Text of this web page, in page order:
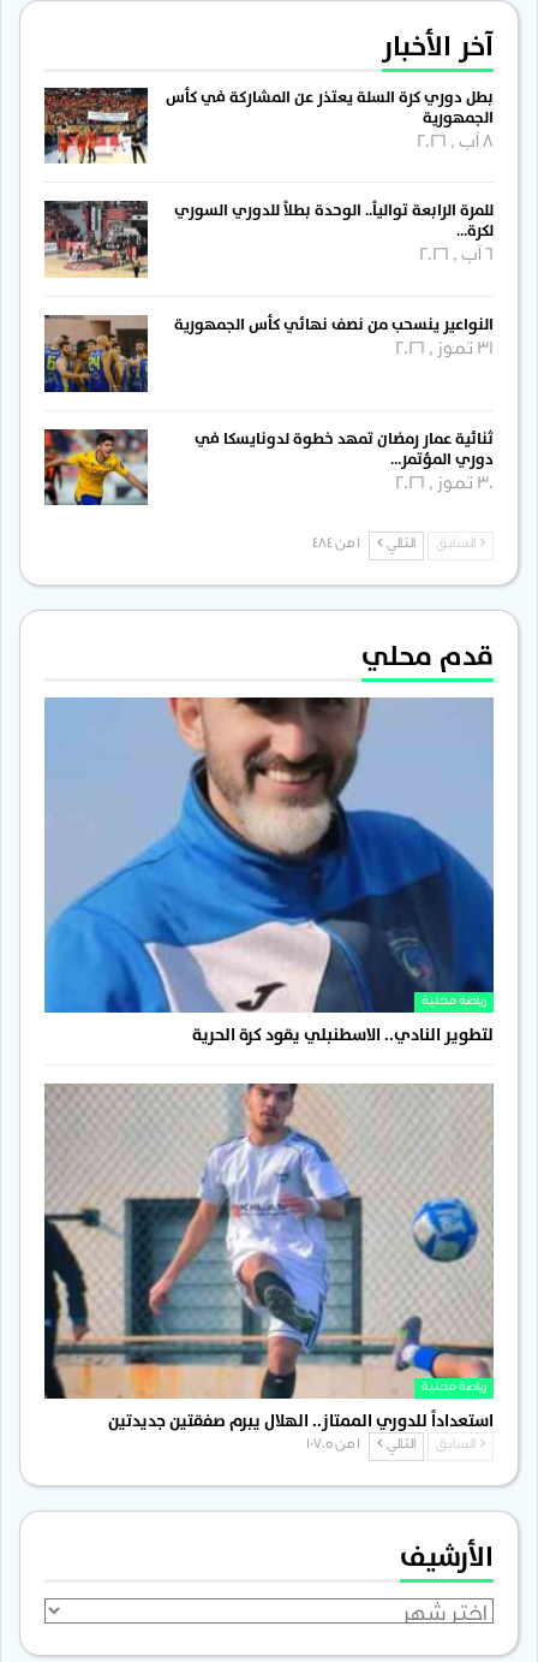
آخر الأخبار
بطل دوري كرة السلة يعتذر عن المشاركة في كأس
الجمهورية
للمرة الرابعة توالياً.. الوحدة بطلاً للدوري السوري
لكرة…
النواعير ينسحب من نصف نهائي كأس الجمهورية
31 تموز , 2026
ثنائية عمار رمضان تمهد خطوة لدونايسكا في
دوري المؤتمر…
30 تموز , 2026
السابق التالي
قدم محلي
رياضة محلية
لتطوير النادي.. الاسطنبلي يقود كرة الحرية
رياضة محلية
استعداداً للدوري الممتاز.. الهلال يبرم صفقتين جديدتين
السابق التالي
الأرشيف
الأرشيف